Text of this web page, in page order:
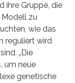
ihre Gruppe, die
Modell zu
wie das
reguliert wird
„Die
um neue
genetische